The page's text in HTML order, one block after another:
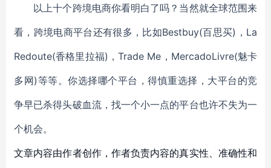
以上十个跨境电商你看明白了吗？当然就全球范围来
看，跨境电商平台还有很多，比如Bestbuy(百思买)，La
Redoute(香格里拉福)，Trade Me，MercadoLivre(魅卡
多网)等等。 你选择哪个平台，得慎重选择，大平台的竞
争早已杀得头破血流，找一个小一点的平台也许不失为一
个机会。
文章内容由作者创作，作者负责内容的真实性、准确性和